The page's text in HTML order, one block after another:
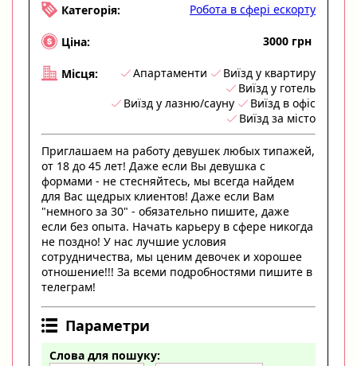
Категорія: Робота в сфері ескорту
Ціна: 3000 грн
Місця: Апартаменти
Виїзд у квартиру
Виїзд у готель
Виїзд у лазню/сауну
Виїзд в офіс
Виїзд за місто
Приглашаем на работу девушек любых типажей,
от 18 до 45 лет! Даже если Вы девушка с
формами - не стесняйтесь, мы всегда найдем
для Вас щедрых клиентов! Даже если Вам
"немного за 30" - обязательно пишите, даже
если без опыта. Начать карьеру в сфере никогда
не поздно! У нас лучшие условия
сотрудничества, мы ценим девочек и хорошее
отношение!!! За всеми подробностями пишите в
телеграм!
Параметри
Слова для пошуку: